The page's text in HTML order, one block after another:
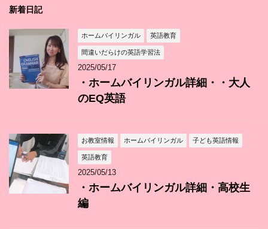
新着日記
ホームバイリンガル 英語教育
間違いだらけの英語学習法
2025/05/17
・ホームバイリンガル詳細・・大人
のEQ英語
お教室情報 ホームバイリンガル 子ども英語情報
英語教育
2025/05/13
・ホームバイリンガル詳細・高校生
編